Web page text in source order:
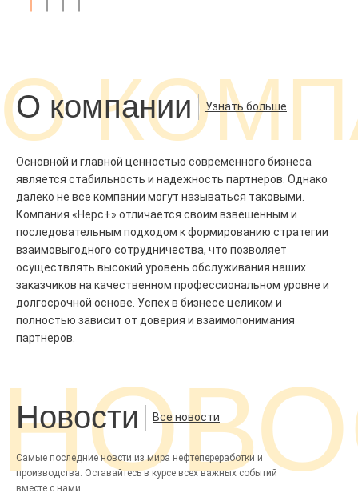
О
О компании Узнать больше
Основной и главной ценностью современного бизнеса
является стабильность и надежность партнеров. Однако
далеко не все компании могут называться таковыми.
Компания «Нерс+» отличается своим взвешенным и
последовательным подходом к формированию стратегии
взаимовыгодного сотрудничества, что позволяет
осуществлять высокий уровень обслуживания наших
заказчиков на качественном профессиональном уровне и
долгосрочной основе. Успех в бизнесе целиком и
полностью зависит от доверия и взаимопонимания
партнеров.
Новости Все новости
Самые последние новсти из мира нефтепереработки и
производства. Оставайтесь в курсе всех важных событий
вместе с нами.